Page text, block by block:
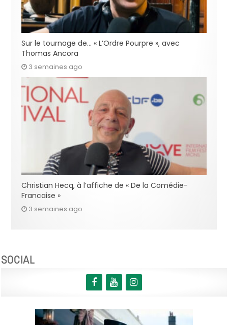
Sur le tournage de… « L’Ordre Pourpre », avec
Thomas Ancora
3 semaines ago
Christian Hecq, à l’affiche de « De la Comédie-
Francaise »
3 semaines ago
SOCIAL